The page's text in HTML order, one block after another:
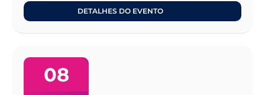
DETALHES DO EVENTO
08